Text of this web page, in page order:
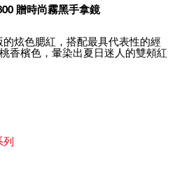
贈時尚霧黑手拿鏡
的炫色腮紅，搭配最具代表性的經
桃香檳色，暈染出夏日迷人的雙頰紅